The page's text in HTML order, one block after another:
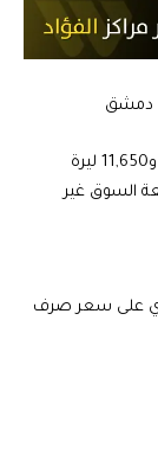
دمشق
الحسكة سجلت أعلى مستوى: 11,600 ليرة للشراء و11,650 ليرة
السوق غير
على سعر صرف